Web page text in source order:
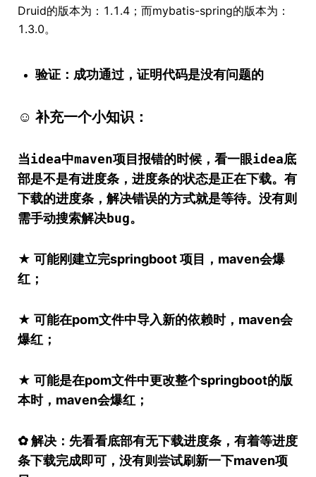
Druid的版本为：1.1.4；而mybatis-spring的版本为：
1.3.0。
验证：成功通过，证明代码是没有问题的
☺ 补充一个小知识：
当idea中maven项目报错的时候，看一眼idea底
部是不是有进度条，进度条的状态是正在下载。有
下载的进度条，解决错误的方式就是等待。没有则
需手动搜索解决bug。
★ 可能刚建立完springboot 项目，maven会爆
红；
★ 可能在pom文件中导入新的依赖时，maven会
爆红；
★ 可能是在pom文件中更改整个springboot的版
本时，maven会爆红；
✿ 解决：先看看底部有无下载进度条，有着等进度
条下载完成即可，没有则尝试刷新一下maven项